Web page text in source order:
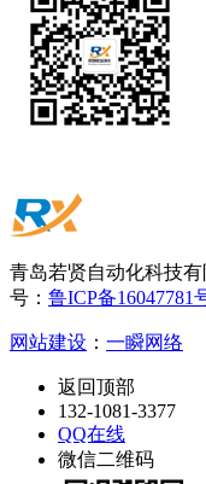
青岛若贤自动化科技
号： 鲁ICP备16047781
网站建设 ： 一瞬网络
返回顶部
132-1081-3377
QQ在线
微信二维码